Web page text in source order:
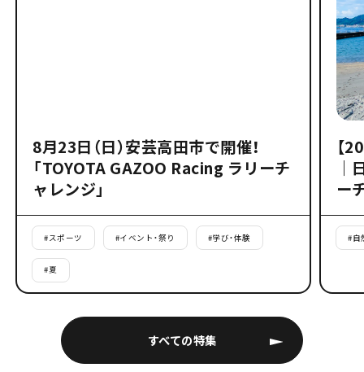
すべての特集
8月23日（日）安芸高田市で開催！
「TOYOTA GAZOO Racing ラリーチ
ャレンジ」
#スポーツ #イベント・祭り #学び・体験
#夏
【
｜
ー
#自